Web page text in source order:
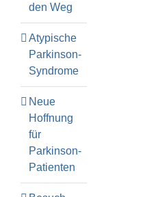
den Weg
Atypische
Parkinson-
Syndrome
Neue
Hoffnung
für
Parkinson-
Patienten